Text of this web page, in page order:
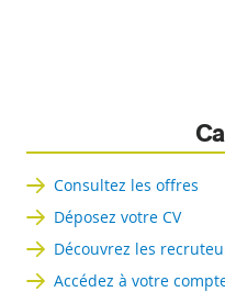
Consultez les offres
Déposez votre CV
Découvrez les
Accédez à votre